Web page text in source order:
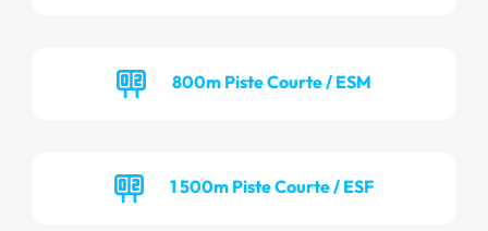
800m Piste Courte / ESM
1 500m Piste Courte / ESF